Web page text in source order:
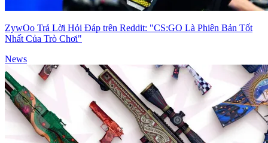
ZywOo Trả Lời Hỏi Đáp trên Reddit: "CS:GO Là Phiên Bản Tốt
Nhất Của Trò Chơi"
News